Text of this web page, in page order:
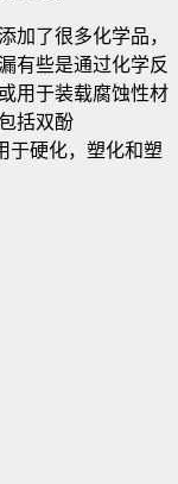
加了很多化学品，
有些是通过化学反
用于装载腐蚀性材
括双酚
于硬化，塑化和塑